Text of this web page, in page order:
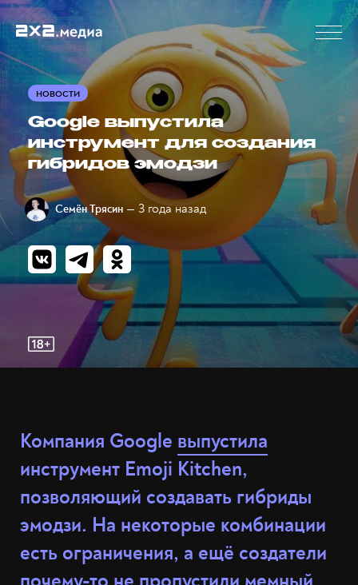
НОВОСТИ
Google выпустила
инструмент для создания
гибридов эмодзи
Семён Трясин — 3 года назад
Компания Google выпустила
инструмент Emoji Kitchen,
позволяющий создавать гибриды
эмодзи. На некоторые комбинации
есть ограничения, а ещё создатели